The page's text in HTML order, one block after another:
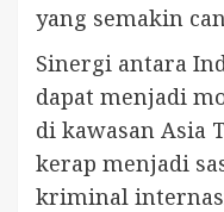
yang semakin
Sinergi antara
dapat menjadi
di kawasan Asia
kerap menjadi
kriminal